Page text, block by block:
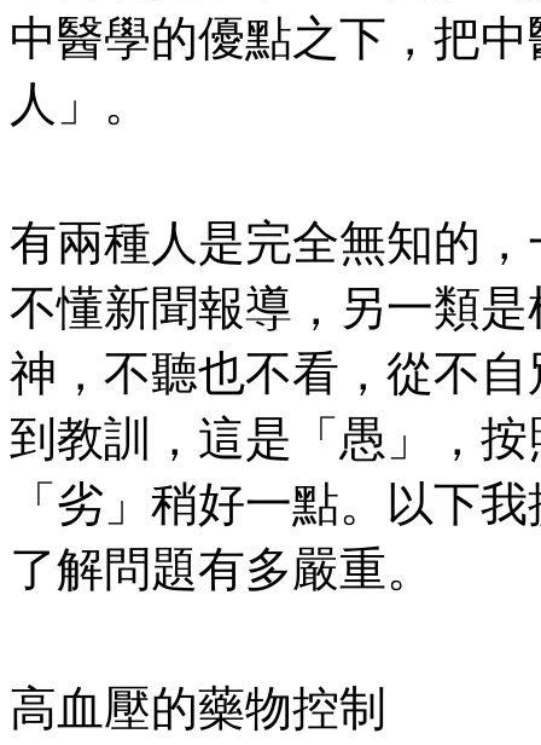
中醫學的優點之下，把
人」。
有兩種人是完全無知的
不懂新聞報導，另一類
神，不聽也不看，從不
到教訓，這是「愚」，
「劣」稍好一點。以下
了解問題有多嚴重。
高血壓的藥物控制